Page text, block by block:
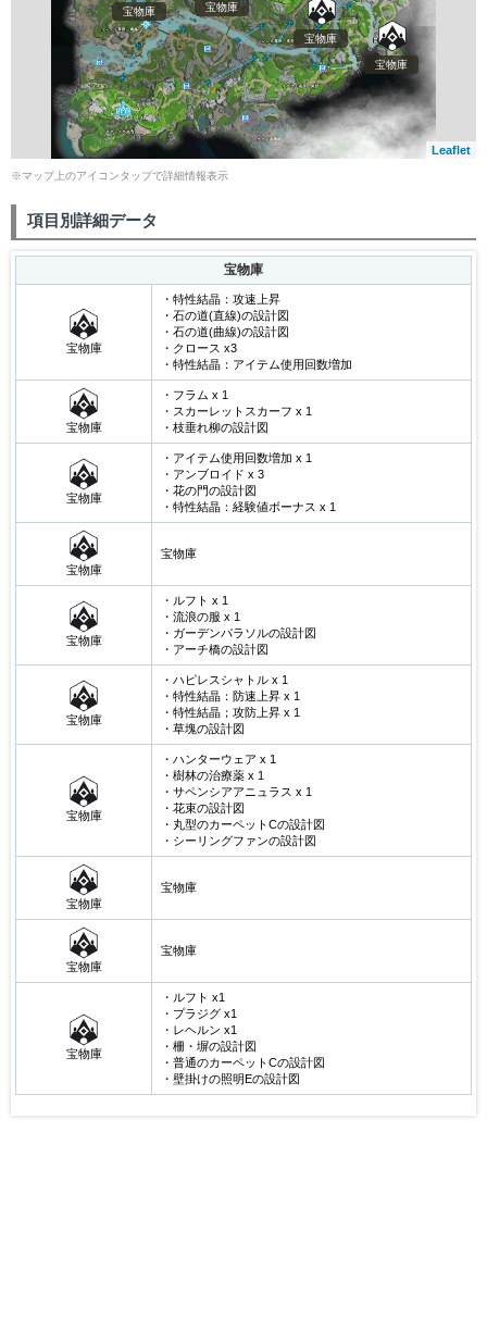
宝物庫 宝物庫
宝物庫
宝物庫
Leaflet
※マップ上のアイコンタップで詳細情報表示
項目別詳細データ
宝物庫
宝物庫
・特性結晶：攻速上昇
・石の道(直線)の設計図
・石の道(曲線)の設計図
・クロース x3
・特性結晶：アイテム使用回数増加
宝物庫
・フラム x 1
・スカーレットスカーフ x 1
・枝垂れ柳の設計図
宝物庫
・アイテム使用回数増加 x 1
・アンブロイド x 3
・花の門の設計図
・特性結晶：経験値ボーナス x 1
宝物庫
宝物庫
宝物庫
・ルフト x 1
・流浪の服 x 1
・ガーデンパラソルの設計図
・アーチ橋の設計図
宝物庫
・ハピレスシャトル x 1
・特性結晶：防速上昇 x 1
・特性結晶；攻防上昇 x 1
・草塊の設計図
宝物庫
・ハンターウェア x 1
・樹林の治療薬 x 1
・サペンシアアニュラス x 1
・花束の設計図
・丸型のカーペットCの設計図
・シーリングファンの設計図
宝物庫
宝物庫
宝物庫
宝物庫
宝物庫
・ルフト x1
・プラジグ x1
・レヘルン x1
・柵・塀の設計図
・普通のカーペットCの設計図
・壁掛けの照明Eの設計図